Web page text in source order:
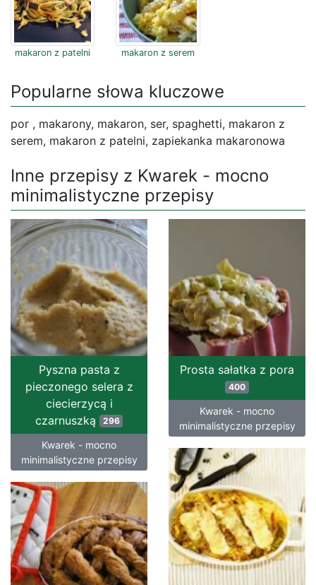
makaron z patelni makaron z serem
Popularne słowa kluczowe
por , makarony, makaron, ser, spaghetti, makaron z
serem, makaron z patelni, zapiekanka makaronowa
Inne przepisy z Kwarek - mocno
minimalistyczne przepisy
Pyszna pasta z
pieczonego selera z
ciecierzycą i
czarnuszką
296
Kwarek - mocno
minimalistyczne przepisy
Prosta sałatka z pora
400
Kwarek - mocno
minimalistyczne przepisy